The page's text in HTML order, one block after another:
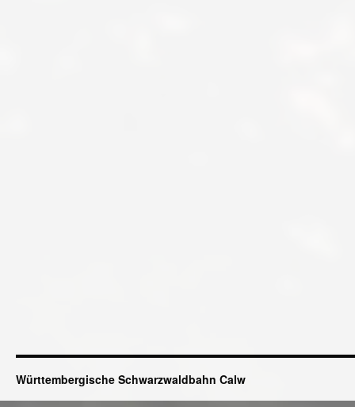
Württembergische Schwarzwaldbahn Calw